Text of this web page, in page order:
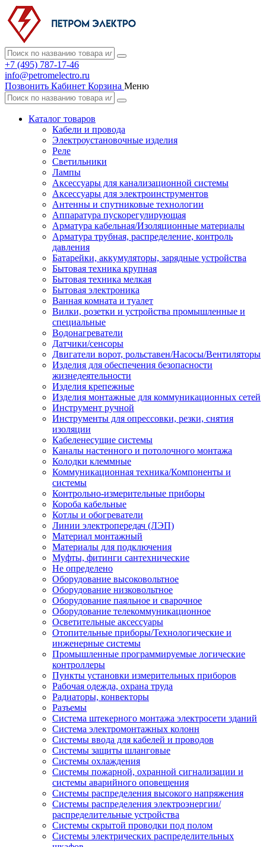
+7 (495) 787-17-46
info@petromelectro.ru
Позвонить Кабинет Корзина Меню
Каталог товаров
Кабели и провода
Электроустановочные изделия
Реле
Светильники
Лампы
Аксессуары для канализационной системы
Аксессуары для электроинструментов
Антенны и спутниковые технологии
Аппаратура пускорегулирующая
Арматура кабельная/Изоляционные материалы
Арматура трубная, распределение, контроль
давления
Батарейки, аккумуляторы, зарядные устройства
Бытовая техника крупная
Бытовая техника мелкая
Бытовая электроника
Ванная комната и туалет
Вилки, розетки и устройства промышленные и
специальные
Водонагреватели
Датчики/сенсоры
Двигатели ворот, рольставен/Насосы/Вентиляторы
Изделия для обеспечения безопасности
жизнедеятельности
Изделия крепежные
Изделия монтажные для коммуникационных сетей
Инструмент ручной
Инструменты для опрессовки, резки, снятия
изоляции
Кабеленесущие системы
Каналы настенного и потолочного монтажа
Колодки клеммные
Коммуникационная техника/Компоненты и
системы
Контрольно-измерительные приборы
Короба кабельные
Котлы и обогреватели
Линии электропередач (ЛЭП)
Материал монтажный
Материалы для подключения
Муфты, фитинги сантехнические
Не определено
Оборудование высоковольтное
Оборудование низковольтное
Оборудование паяльное и сварочное
Оборудование телекоммуникационное
Осветительные аксессуары
Отопительные приборы/Технологические и
инженерные системы
Промышленные программируемые логические
контроллеры
Пункты установки измерительных приборов
Рабочая одежда, охрана труда
Радиаторы, конвекторы
Разъемы
Система штекерного монтажа электросети зданий
Система электромонтажных колонн
Системы ввода для кабелей и проводов
Системы защиты шланговые
Системы охлаждения
Системы пожарной, охранной сигнализации и
системы аварийного оповещения
Системы распределения высокого напряжения
Системы распределения электроэнергии/
распределительные устройства
Системы скрытой проводки под полом
Системы электрических распределительных